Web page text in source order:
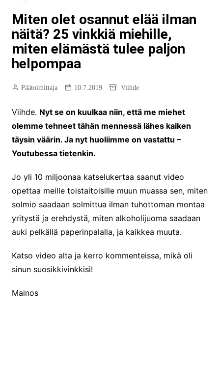
Miten olet osannut elää ilman
näitä? 25 vinkkiä miehille,
miten elämästä tulee paljon
helpompaa
Päätoimittaja 10.7.2019 Viihde
Viihde. Nyt se on kuulkaa niin, että me miehet
olemme tehneet tähän mennessä lähes kaiken
täysin väärin. Ja nyt huoliimme on vastattu –
Youtubessa tietenkin.
Jo yli 10 miljoonaa katselukertaa saanut video
opettaa meille toistaitoisille muun muassa sen, miten
solmio saadaan solmittua ilman tuhottoman montaa
yritystä ja erehdystä, miten alkoholijuoma saadaan
auki pelkällä paperinpalalla, ja kaikkea muuta.
Katso video alta ja kerro kommenteissa, mikä oli
sinun suosikkivinkkisi!
Mainos